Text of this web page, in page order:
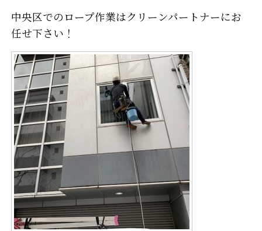
中央区でのロープ作業はクリーンパートナーにお
任せ下さい！